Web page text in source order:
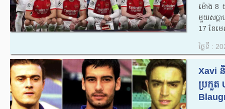
ម៉ោង 8
មួយសប្ត
17 ខែម
ថ្ងៃទី :
Xavi
ប្រកួត